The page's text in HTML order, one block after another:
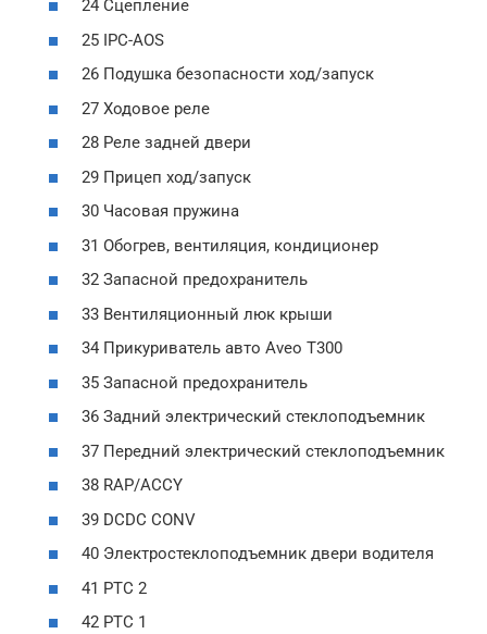
24 Сцепление
25 IPC-AOS
26 Подушка безопасности ход/запуск
27 Ходовое реле
28 Реле задней двери
29 Прицеп ход/запуск
30 Часовая пружина
31 Обогрев, вентиляция, кондиционер
32 Запасной предохранитель
33 Вентиляционный люк крыши
34 Прикуриватель авто Aveo T300
35 Запасной предохранитель
36 Задний электрический стеклоподъемник
37 Передний электрический стеклоподъемник
38 RAP/ACCY
39 DCDC CONV
40 Электростеклоподъемник двери водителя
41 РТС 2
42 РТС 1